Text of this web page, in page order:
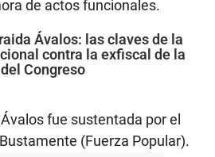
de actos funcionales.
Ávalos: las claves de la
contra la exfiscal de la
Congreso
fue sustentada por el
(Fuerza Popular).